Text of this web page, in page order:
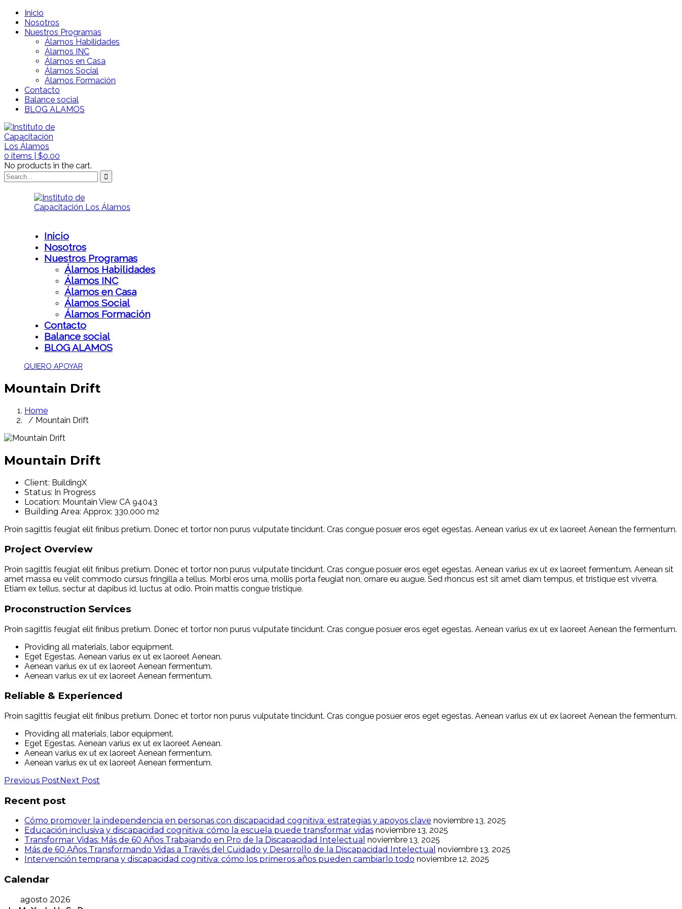
Inicio
Nosotros
Nuestros Programas
Álamos Habilidades
Álamos INC
Álamos en Casa
Álamos Social
Álamos Formación
Contacto
Balance social
BLOG ALAMOS
0 items | $0.00
No products in the cart.
Inicio
Nosotros
Nuestros Programas
Álamos Habilidades
Álamos INC
Álamos en Casa
Álamos Social
Álamos Formación
Contacto
Balance social
BLOG ALAMOS
QUIERO APOYAR
Mountain Drift
Home
/ Mountain Drift
Mountain Drift
Client: BuildingX
Status: In Progress
Location: Mountain View CA 94043
Building Area: Approx: 330,000 m2
Proin sagittis feugiat elit finibus pretium. Donec et tortor non purus vulputate tincidunt. Cras congue posuer eros eget egestas. Aenean varius ex ut ex laoreet Aenean the fermentum.
Project Overview
Proin sagittis feugiat elit finibus pretium. Donec et tortor non purus vulputate tincidunt. Cras congue posuer eros eget egestas. Aenean varius ex ut ex laoreet fermentum. Aenean sit
amet massa eu velit commodo cursus fringilla a tellus. Morbi eros urna, mollis porta feugiat non, ornare eu augue. Sed rhoncus est sit amet diam tempus, et tristique est viverra.
Etiam ex tellus, sectur at dapibus id, luctus at odio. Proin mattis congue tristique.
Proconstruction Services
Proin sagittis feugiat elit finibus pretium. Donec et tortor non purus vulputate tincidunt. Cras congue posuer eros eget egestas. Aenean varius ex ut ex laoreet Aenean the fermentum.
Providing all materials, labor equipment.
Eget Egestas. Aenean varius ex ut ex laoreet Aenean.
Aenean varius ex ut ex laoreet Aenean fermentum.
Aenean varius ex ut ex laoreet Aenean fermentum.
Reliable & Experienced
Proin sagittis feugiat elit finibus pretium. Donec et tortor non purus vulputate tincidunt. Cras congue posuer eros eget egestas. Aenean varius ex ut ex laoreet Aenean the fermentum.
Providing all materials, labor equipment.
Eget Egestas. Aenean varius ex ut ex laoreet Aenean.
Aenean varius ex ut ex laoreet Aenean fermentum.
Aenean varius ex ut ex laoreet Aenean fermentum.
Previous PostNext Post
Recent post
Cómo promover la independencia en personas con discapacidad cognitiva: estrategias y apoyos clave noviembre 13, 2025
Educación inclusiva y discapacidad cognitiva: cómo la escuela puede transformar vidas noviembre 13, 2025
Transformar Vidas: Más de 60 Años Trabajando en Pro de la Discapacidad Intelectual noviembre 13, 2025
Más de 60 Años Transformando Vidas a Través del Cuidado y Desarrollo de la Discapacidad Intelectual noviembre 13, 2025
Intervención temprana y discapacidad cognitiva: cómo los primeros años pueden cambiarlo todo noviembre 12, 2025
Calendar
agosto 2026